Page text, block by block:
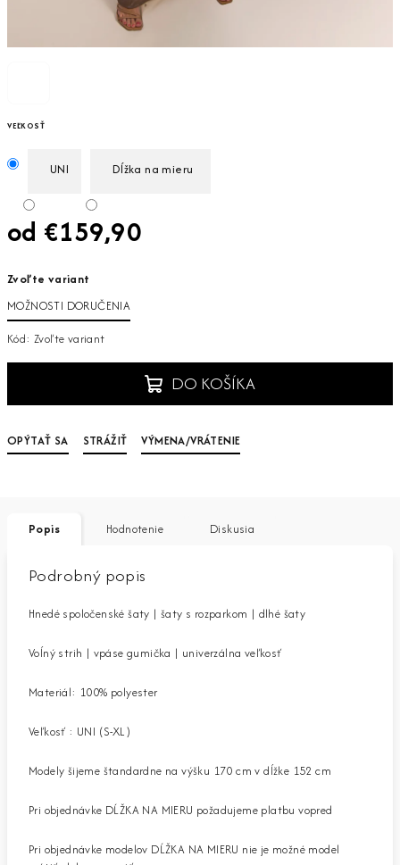
VEĽKOSŤ
UNI Dĺžka na mieru
od €159,90
cena:
Zvoľte variant
MOŽNOSTI DORUČENIA
Kód: Zvoľte variant
DO KOŠÍKA
OPÝTAŤ SA STRÁŽIŤ VÝMENA/VRÁTENIE
Popis Hodnotenie Diskusia
Podrobný popis
Hnedé spoločenské šaty | šaty s rozparkom | dlhé šaty
Voĺný strih | vpáse gumička | univerzálna veľkosť
Materiál: 100% polyester
Veľkosť : UNI (S-XL)
Modely šijeme štandardne na výšku 170 cm v dĺžke 152 cm
Pri objednávke DĹŽKA NA MIERU požadujeme platbu vopred
Pri objednávke modelov DĹŽKA NA MIERU nie je možné model